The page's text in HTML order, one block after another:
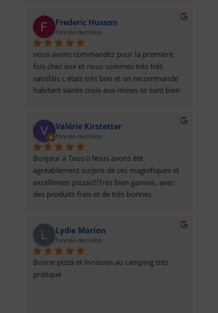
Frederic Husson
l’année dernière
nous avons commandez pour la première
fois chez eux et nous sommes très très
satisfais c étais très bon et on recommande
habitant sainte croix aux mines se sont bien
et bien garnis pour deux personnes qui sont
grand mangeur
Valérie Kirstetter
l’année dernière
Bonjour à Tous☺️Nous avons été
agréablement surpris de ces magnifiques et
excellentes pizzas!!!Très bien garnies, avec
des produits frais et de très bonnes
prestations!Elles sont livrées à l’heure, tout
est bien organisé!!!Félicitations et Bravo à
Eux, 👏Désormais nous sommes de
nouveaux clients, et comptons bien
continuer à nous régaler!!😋N’hésitez pas à
Lydie Marion
l’année dernière
Bonne pizza et livraison au camping trés
pratique